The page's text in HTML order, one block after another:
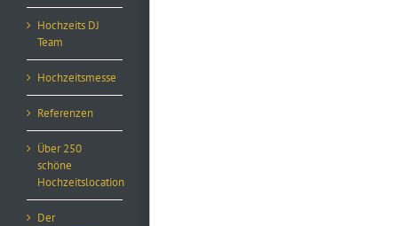
Hochzeits DJ
Team
Hochzeitsmesse
Referenzen
Über 250
schöne
Hochzeitslocation
Der